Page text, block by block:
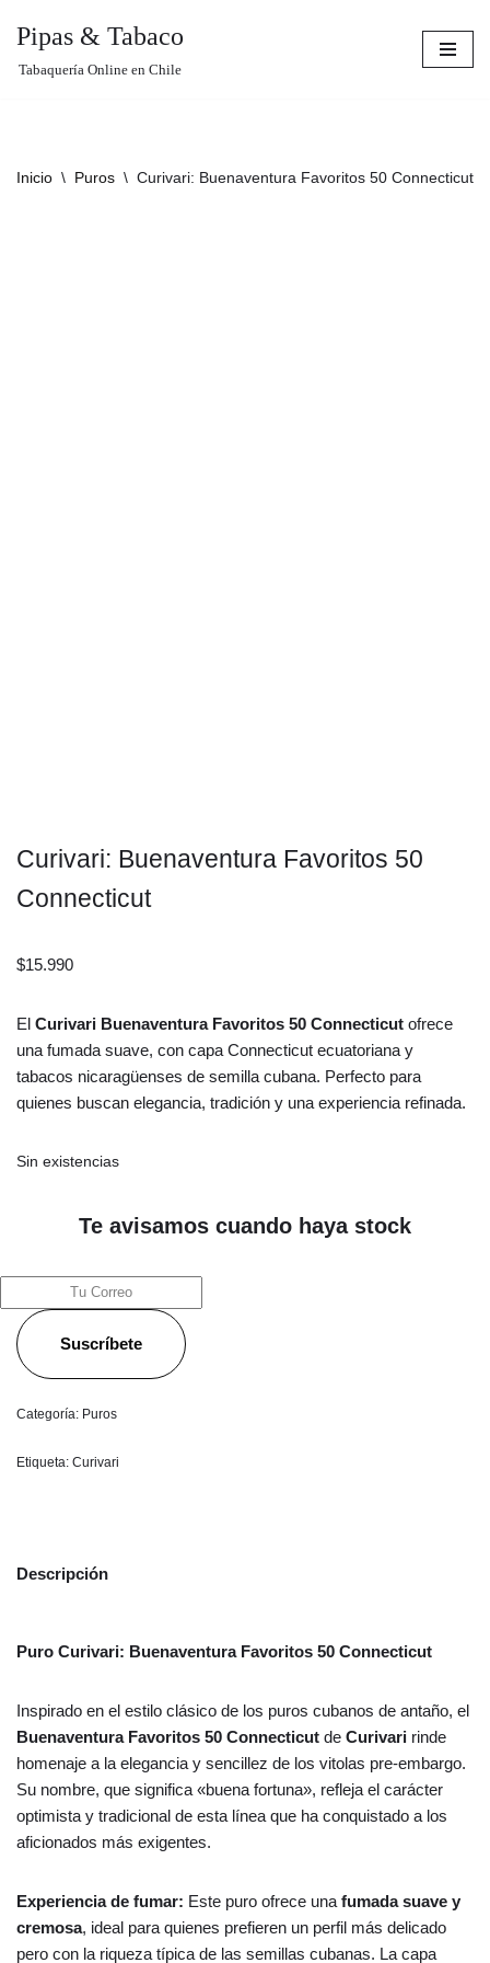
Pipas & Tabaco
Tabaquería Online en Chile
Inicio \ Puros \ Curivari: Buenaventura Favoritos 50 Connecticut
Curivari: Buenaventura Favoritos 50
Connecticut
$15.990
El Curivari Buenaventura Favoritos 50 Connecticut ofrece
una fumada suave, con capa Connecticut ecuatoriana y
tabacos nicaragüenses de semilla cubana. Perfecto para
quienes buscan elegancia, tradición y una experiencia refinada.
Sin existencias
Te avisamos cuando haya stock
Suscríbete
Categoría: Puros
Etiqueta: Curivari
Descripción
Puro Curivari: Buenaventura Favoritos 50 Connecticut
Inspirado en el estilo clásico de los puros cubanos de antaño, el
Buenaventura Favoritos 50 Connecticut de Curivari rinde
homenaje a la elegancia y sencillez de los vitolas pre-embargo.
Su nombre, que significa «buena fortuna», refleja el carácter
optimista y tradicional de esta línea que ha conquistado a los
aficionados más exigentes.
Experiencia de fumar: Este puro ofrece una fumada suave y
cremosa, ideal para quienes prefieren un perfil más delicado
pero con la riqueza típica de las semillas cubanas. La capa